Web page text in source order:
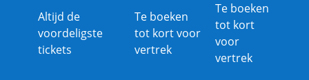
Altijd de
voordeligste
tickets
Te boeken
tot kort voor
vertrek
Te boeken
tot kort
voor
vertrek